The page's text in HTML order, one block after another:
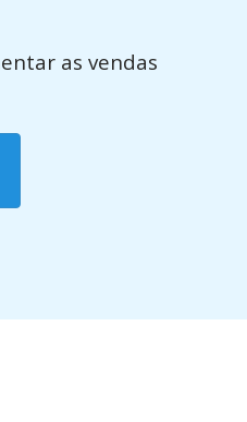
as vendas